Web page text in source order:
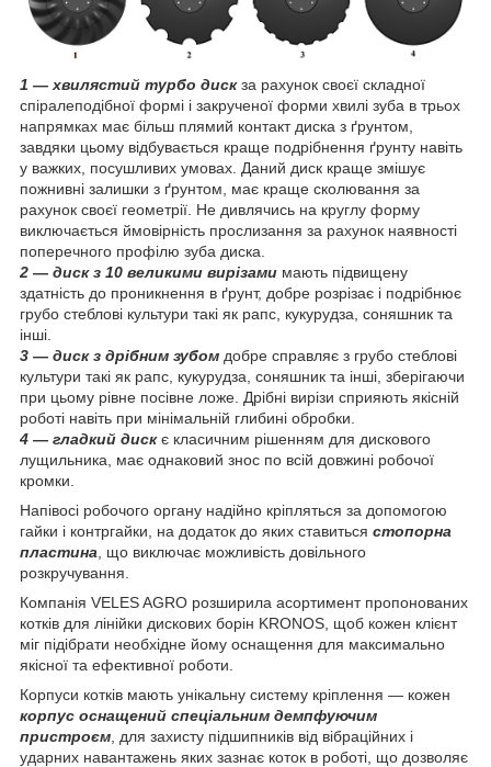
1 — хвилястий турбо дискза рахунок своєї складної
спіралеподібної формі і закрученої форми хвилі зуба в трьох
напрямках має більш плямий контакт диска з ґрунтом,
завдяки цьому відбувається краще подрібнення ґрунту навіть
у важких, посушливих умовах. Даний диск краще змішує
пожнивні залишки з ґрунтом, має краще сколювання за
рахунок своєї геометрії. Не дивлячись на круглу форму
виключається ймовірність прослизання за рахунок наявності
поперечного профілю зуба диска.
2 — диск з 10 великими вирізами мають підвищену
здатність до проникнення в ґрунт, добре розрізає і подрібнює
грубо стеблові культури такі як рапс, кукурудза, соняшник та
інші.
3 — диск з дрібним зубом добре справляє з грубо стеблові
культури такі як рапс, кукурудза, соняшник та інші, зберігаючи
при цьому рівне посівне ложе. Дрібні вирізи сприяють якісній
роботі навіть при мінімальній глибині обробки.
4 — гладкий дискє класичним рішенням для дискового
лущильника, має однаковий знос по всій довжині робочої
кромки.
Напівосі робочого органу надійно кріпляться за допомогою
гайки і контргайки, на додаток до яких ставиться стопорна
пластина , що виключає можливість довільного
розкручування.
Компанія VELES AGRO розширила асортимент пропонованих
котків для лінійки дискових борін KRONOS, щоб кожен клієнт
міг підібрати необхідне йому оснащення для максимально
якісної та ефективної роботи.
Корпуси котків мають унікальну систему кріплення — кожен
корпус оснащений спеціальним демпфуючим
пристроєм , для захисту підшипників від вібраційних і
ударних навантажень яких зазнає коток в роботі, що дозволяє